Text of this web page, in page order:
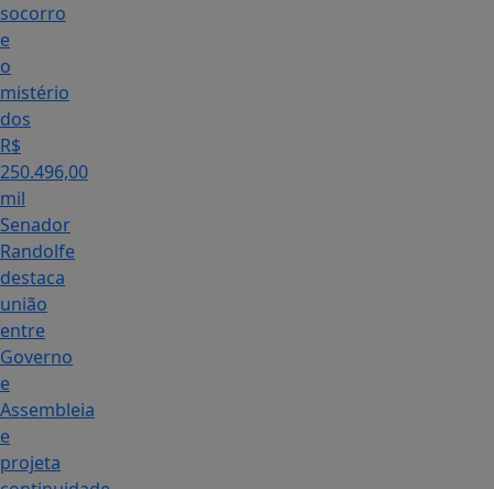
socorro
e
o
mistério
dos
R$
250.496,00
mil
Senador
Randolfe
destaca
união
entre
Governo
e
Assembleia
e
projeta